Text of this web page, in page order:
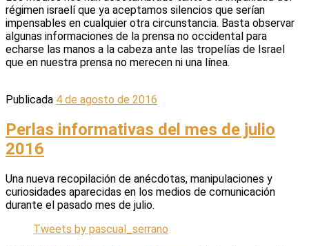
régimen israelí que ya aceptamos silencios que serían
impensables en cualquier otra circunstancia. Basta observar
algunas informaciones de la prensa no occidental para
echarse las manos a la cabeza ante las tropelías de Israel
que en nuestra prensa no merecen ni una línea.
Publicada 4 de agosto de 2016
Perlas informativas del mes de julio
2016
Una nueva recopilación de anécdotas, manipulaciones y
curiosidades aparecidas en los medios de comunicación
durante el pasado mes de julio.
Tweets by pascual_serrano